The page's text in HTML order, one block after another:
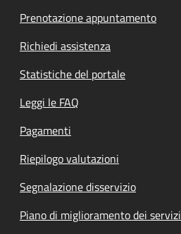
Prenotazione appuntamento
Richiedi assistenza
Statistiche del portale
Leggi le FAQ
Pagamenti
Riepilogo valutazioni
Segnalazione disservizio
Piano di miglioramento dei servizi